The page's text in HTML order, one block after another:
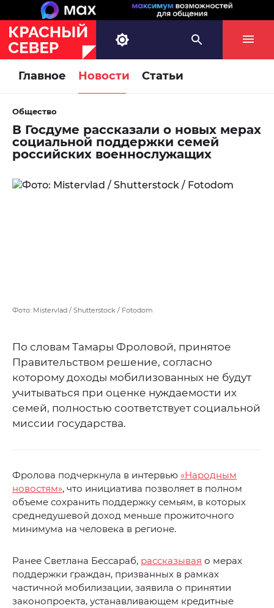
Главное Новости Статьи
Общество
В Госдуме рассказали о новых мерах
социальной поддержки семей
российских военнослужащих
Фото: Mistervlad / Shutterstock / Fotodom
По словам Тамары Фроловой, принятое
Правительством решение, согласно
которому доходы мобилизованных не будут
учитываться при оценке нуждаемости их
семей, полностью соответствует социальной
миссии государства.
Фролова подчеркнула в интервью «Народным
новостям», что инициатива позволяет в полном
объеме сохранить поддержку семьям, в которых
среднедушевой доход меньше прожиточного
минимума на человека в регионе.
Ранее Светлана Бессараб, рассказывая о мерах
поддержки граждан, призванных в рамках
частичной мобилизации, заявила о принятии
законопроекта, устанавливающем кредитные